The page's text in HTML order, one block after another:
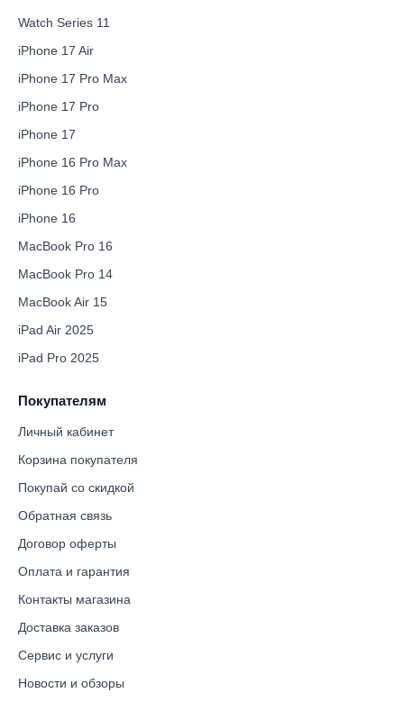
Watch Series 11
iPhone 17 Air
iPhone 17 Pro Max
iPhone 17 Pro
iPhone 17
iPhone 16 Pro Max
iPhone 16 Pro
iPhone 16
MacBook Pro 16
MacBook Pro 14
MacBook Air 15
iPad Air 2025
iPad Pro 2025
Покупателям
Личный кабинет
Корзина покупателя
Покупай со скидкой
Обратная связь
Договор оферты
Оплата и гарантия
Контакты магазина
Доставка заказов
Сервис и услуги
Новости и обзоры